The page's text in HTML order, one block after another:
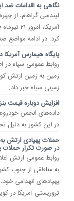
نگاهی به اقدامات ضد
لیندسی گراهام، از
آمریکا،
کرد. در ادامه مواضع
پایگاه هیمارس
روابط عمومی سپاه در
زمین به زمین ارتش
زمینی سپاه خبر داد.
افزایش دوباره قیمت
داده‌های انجمن
در این کشور به دلیل
حملات پهپادی ارتش به
در صورت تکرار
روابط عمومی ارتش
به مناطقی از جنوب
پهپادهای انهدامی
تروریستی آمریکا در